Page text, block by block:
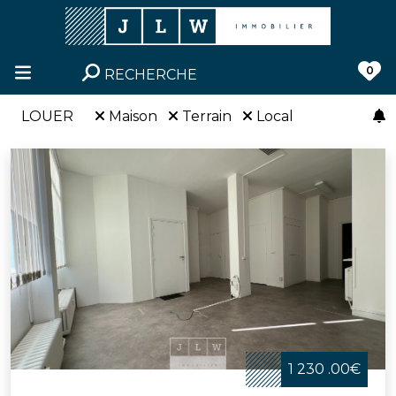
RECHERCHE 0
LOUER Maison Terrain Local
1 230 .00€